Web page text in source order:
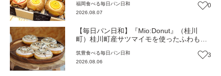
パン【福岡パン】
福岡食べる毎日パン日和
2026.08.07
0
【毎日パン日和】『Mio:Donut』（桂川
町）桂川町産サツマイモを使ったふわもち
筑豊食べる毎日パン日和
2026.08.06
3